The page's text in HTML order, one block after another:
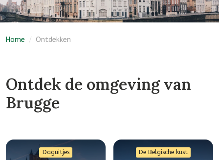
Home / Ontdekken
Ontdek de omgeving van
Brugge
Daguitjes De Belgische kust